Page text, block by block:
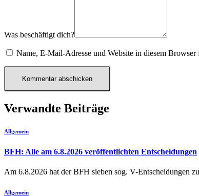
Was beschäftigt dich?
Name, E-Mail-Adresse und Website in diesem
Verwandte Beiträge
Allgemein
BFH: Alle am 6.8.2026 veröffentlichten Entscheidungen
Am 6.8.2026 hat der BFH sieben sog. V-Entscheidungen
Allgemein